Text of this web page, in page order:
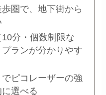
圏で、地下街から
分・個数制限な
ランが分かりやす
ピコレーザーの強
選べる